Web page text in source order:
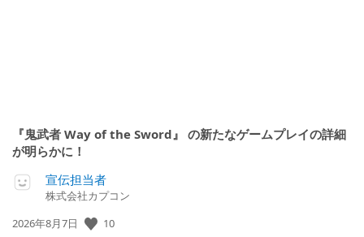
『鬼武者 Way of the Sword』 の新たなゲームプレイの詳細
が明らかに！
宣伝担当者
株式会社カプコン
公
2026年8月7日 10